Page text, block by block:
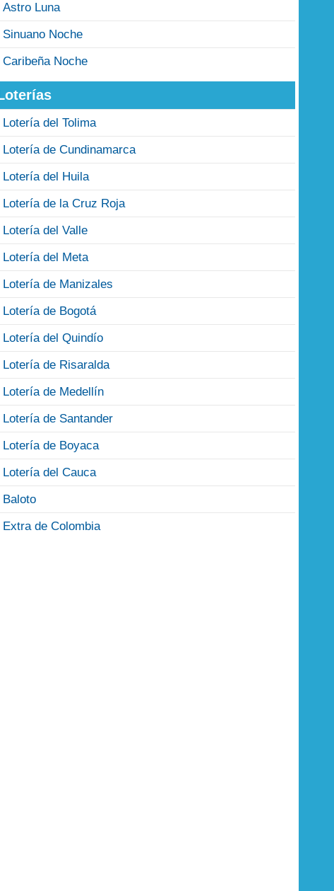
Astro Luna
Sinuano Noche
Caribeña Noche
Lotería del Tolima
Lotería de Cundinamarca
Lotería del Huila
Lotería de la Cruz Roja
Lotería del Valle
Lotería del Meta
Lotería de Manizales
Lotería de Bogotá
Lotería del Quindío
Lotería de Risaralda
Lotería de Medellín
Lotería de Santander
Lotería de Boyaca
Lotería del Cauca
Baloto
Extra de Colombia